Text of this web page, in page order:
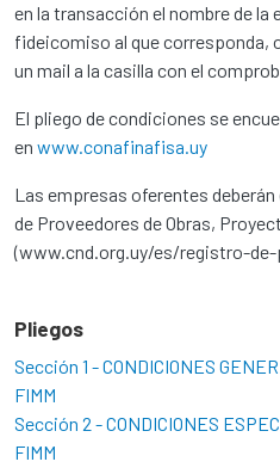
en la transacción el nombre de la
fideicomiso al que corresponda,
un mail a la casilla con el
El pliego de condiciones se
en www.conafinafisa.uy
Las empresas oferentes
de Proveedores de Obras,
(www.cnd.org.uy/es/registro-de-
Pliegos
Sección 1 - CONDICIONES
FIMM
Sección 2 - CONDICIONES
FIMM